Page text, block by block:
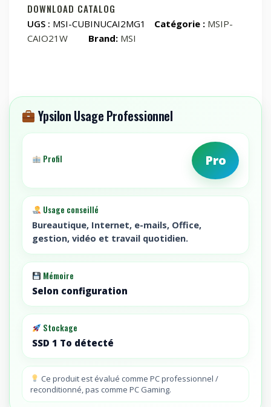
Intel
SOC
/
258V
/
Integrated
Graphics
N/A
32GBembedded
1TB
SSD
/
HDD
Win
11
Pro
/
802.11AX
5
DOWNLOAD CATALOG
UGS : MSI-CUBINUCAI2MG1 Catégorie : MSIP-
CAIO21W
Brand: MSI
Ypsilon Usage Professionnel
Profil Pro
Usage conseillé
Bureautique, Internet, e-mails, Office,
gestion, vidéo et travail quotidien.
Mémoire
Selon configuration
Stockage
SSD 1 To détecté
Ce produit est évalué comme PC professionnel /
reconditionné, pas comme PC Gaming.